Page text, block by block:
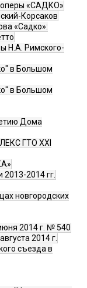
оперы «САДКО»
Корсаков
«Садко»:
Н.А. Римского-
в Большом
в Большом
Дома
ГТО XXI
2014 гг.
новгородских
2014 г. № 540
2014 г.
съезда в